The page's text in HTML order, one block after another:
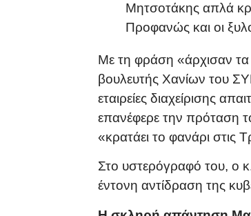
Μητσοτάκης απλά
Προφανώς και οι
Με τη φράση «άρχισαν
βουλευτής Χανίων του
εταιρείες διαχείρισης
επανέφερε την πρόταση
«κρατάει το φανάρι στις
Στο υστερόγραφό του, ο
έντονη αντίδραση της